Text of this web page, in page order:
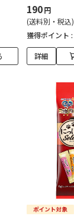
190円
(送料別・税込)
獲得ポイント :
詳細